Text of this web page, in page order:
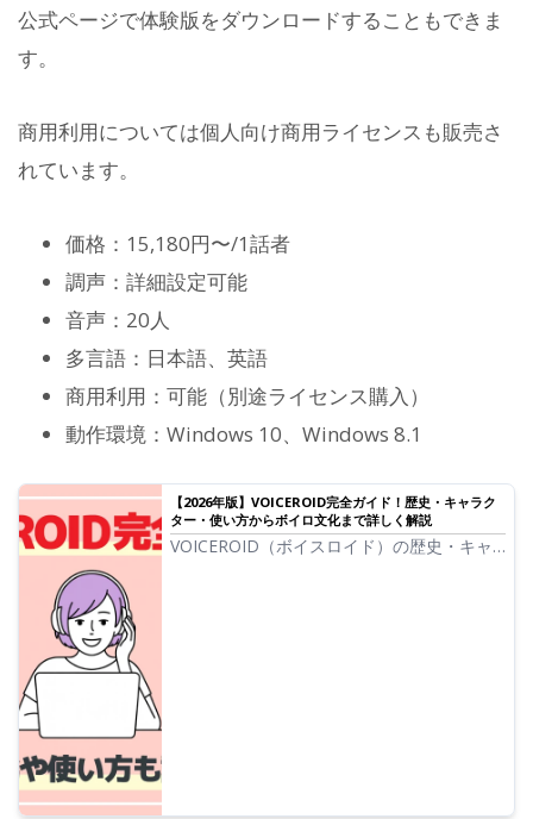
公式ページで体験版をダウンロードすることもできま
す。
商用利用については個人向け商用ライセンスも販売さ
れています。
価格：15,180円〜/1話者
調声：詳細設定可能
音声：20人
多言語：日本語、英語
商用利用：可能（別途ライセンス購入）
動作環境：Windows 10、Windows 8.1
【2026年版】VOICEROID完全ガイド！歴史・キャラク
ター・使い方からボイロ文化まで詳しく解説
VOICEROID（ボイスロイド）の歴史・キャ